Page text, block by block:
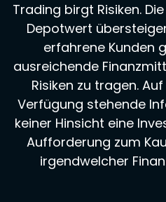
Trading birgt Risiken.
Depotwert
erfahrene Kunden
ausreichende
Risiken zu tragen.
Verfügung stehende
keiner Hinsicht eine
Aufforderung zum
irgendwelcher